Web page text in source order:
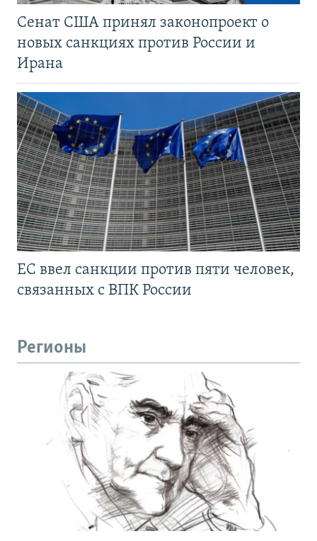
Сенат США принял законопроект о
новых санкциях против России и
Ирана
ЕС ввел санкции против пяти человек,
связанных с ВПК России
Регионы